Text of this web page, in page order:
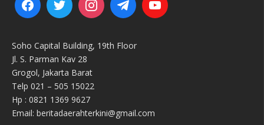
Soho Capital Building, 19th Floor
Jl. S. Parman Kav 28
Grogol, Jakarta Barat
Telp 021 – 505 15022
Hp : 0821 1369 9627
Email: beritadaerahterkini@gmail.com